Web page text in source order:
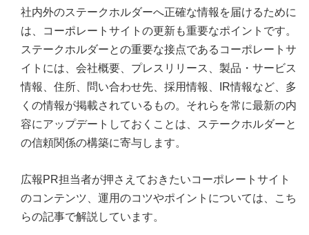
社内外のステークホルダーへ正確な情報を届けるために
は、コーポレートサイトの更新も重要なポイントです。
ステークホルダーとの重要な接点であるコーポレートサ
イトには、会社概要、プレスリリース、製品・サービス
情報、住所、問い合わせ先、採用情報、IR情報など、多
くの情報が掲載されているもの。それらを常に最新の内
容にアップデートしておくことは、ステークホルダーと
の信頼関係の構築に寄与します。
広報PR担当者が押さえておきたいコーポレートサイト
のコンテンツ、運用のコツやポイントについては、こち
らの記事で解説しています。